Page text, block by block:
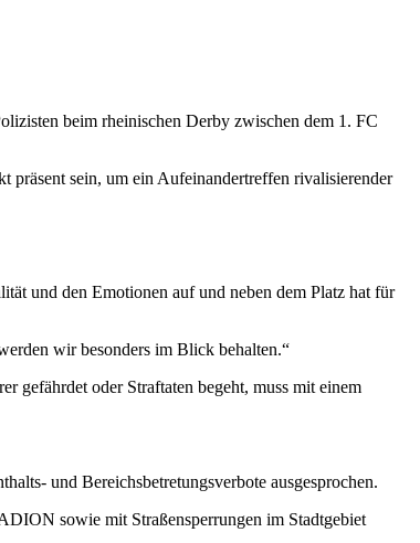
beim rheinischen Derby zwischen dem 1. FC
präsent sein, um ein Aufeinandertreffen rivalisierender
und den Emotionen auf und neben dem Platz hat für
wir besonders im Blick behalten.“
gefährdet oder Straftaten begeht, muss mit einem
und Bereichsbetretungsverbote ausgesprochen.
sowie mit Straßensperrungen im Stadtgebiet